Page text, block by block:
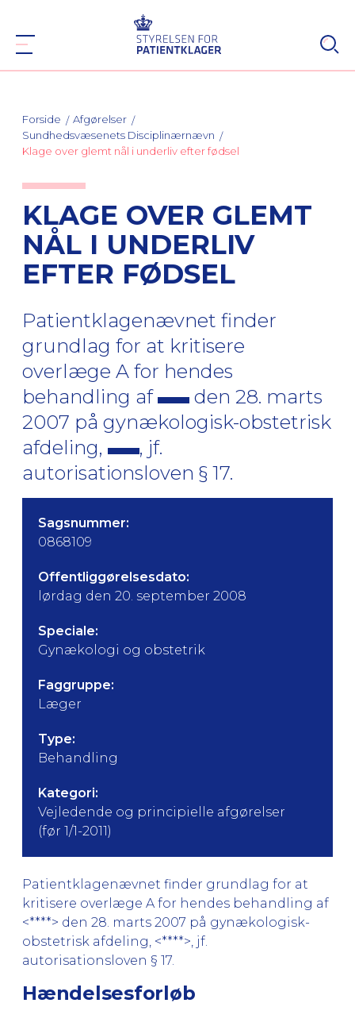
Forside
Afgørelser
Sundhedsvæsenets Disciplinærnævn
Klage over glemt nål i underliv efter fødsel
KLAGE OVER GLEMT
NÅL I UNDERLIV
EFTER FØDSEL
Patientklagenævnet finder
grundlag for at kritisere
overlæge A for hendes
behandling af
den 28. marts
2007 på gynækologisk-obstetrisk
afdeling,
, jf.
autorisationsloven § 17.
Sagsnummer:
0868109
Offentliggørelsesdato:
lørdag den 20. september 2008
Speciale:
Gynækologi og obstetrik
Faggruppe:
Læger
Type:
Behandling
Kategori:
Vejledende og principielle afgørelser
(før 1/1-2011)
Patientklagenævnet finder grundlag for at
kritisere overlæge A for hendes behandling af
<****> den 28. marts 2007 på gynækologisk-
obstetrisk afdeling, <****>, jf.
autorisationsloven § 17.
Hændelsesforløb